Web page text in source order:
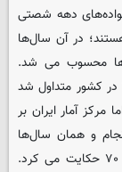
دهه شصتی
در آن سال‌ها
جمعیت‌ها محسوب می شد.
اگرچه آمارهای تعداد اعضای خانوار از ابتدای دهه ۷۰ در کشور متداول شد
آمار ایران بر
را انجام و همان سال‌ها
منتشر کرد که روند نزولی جمعیت را حتی در دهه ۷۰ حکایت می کرد.